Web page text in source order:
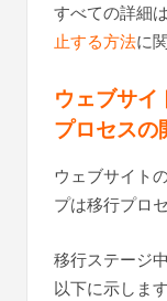
すべての詳細は
止する方法に
ウェブサ
プロセスの
ウェブサイト
プは移行プロ
移行ステージ
以下に示します